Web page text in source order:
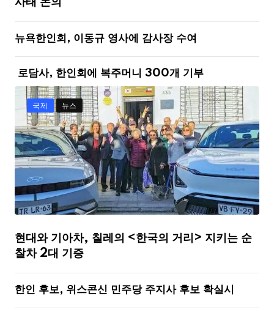
사태 논의
뉴욕한인회, 이동규 영사에 감사장 수여
로담사, 한인회에 복주머니 300개 기부
국제 뉴스
현대와 기아차, 칠레의 <한국의 거리> 지키는 순
찰차 2대 기증
한인 후보, 위스콘신 민주당 주지사 후보 확실시